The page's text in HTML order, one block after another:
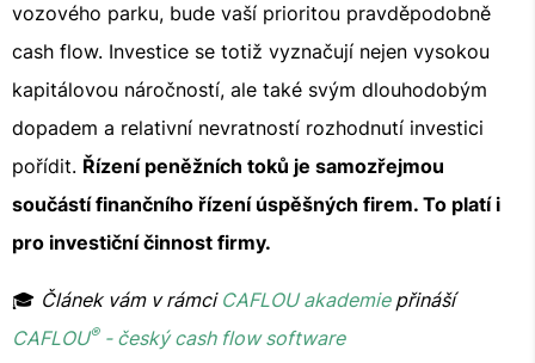
vozového parku, bude vaší prioritou pravděpodobně
cash flow. Investice se totiž vyznačují nejen vysokou
kapitálovou náročností, ale také svým dlouhodobým
dopadem a relativní nevratností rozhodnutí investici
pořídit. Řízení peněžních toků je samozřejmou
součástí finančního řízení úspěšných firem. To platí i
pro investiční činnost firmy.
🎓 Článek vám v rámci CAFLOU akademiepřináší
CAFLOU®- český cash flow software